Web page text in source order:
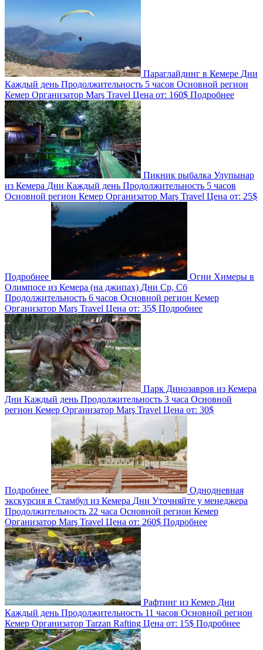
Параглайдинг в Кемере Дни
Каждый день Продолжительность 5 часов Основной регион
Кемер Организатор Marş Travel Цена от: 160$ Подробнее
Пикник рыбалка Улупынар
из Кемера Дни Каждый день Продолжительность 5 часов
Основной регион Кемер Организатор Marş Travel Цена от: 25$
Подробнее
Огни Химеры в
Олимпосе из Кемера (на джипах) Дни Ср, Сб
Продолжительность 6 часов Основной регион Кемер
Организатор Marş Travel Цена от: 35$ Подробнее
Парк Динозавров из Кемера
Дни Каждый день Продолжительность 3 часа Основной
регион Кемер Организатор Marş Travel Цена от: 30$
Подробнее
Однодневная
экскурсия в Стамбул из Кемера Дни Уточняйте у менеджера
Продолжительность 22 часа Основной регион Кемер
Организатор Marş Travel Цена от: 260$ Подробнее
Рафтинг из Кемер Дни
Каждый день Продолжительность 11 часов Основной регион
Кемер Организатор Tarzan Rafting Цена от: 15$ Подробнее